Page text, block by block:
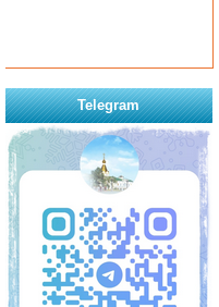
Telegram